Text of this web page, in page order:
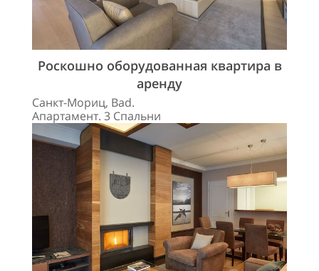
Роскошно оборудованная квартира в
аренду
Санкт-Мориц, Bad.
Апартамент. 3 Спальни